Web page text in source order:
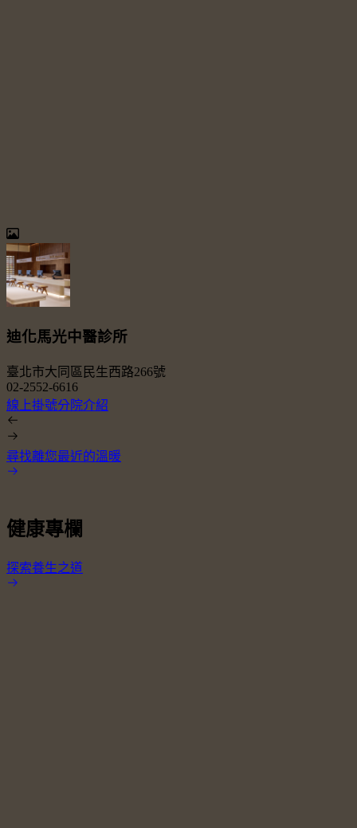
迪化馬光中醫診所
臺北市大同區民生西路266號
02-2552-6616
線上掛號分院介紹
尋找離您最近的溫暖
健康專欄
探索養生之道